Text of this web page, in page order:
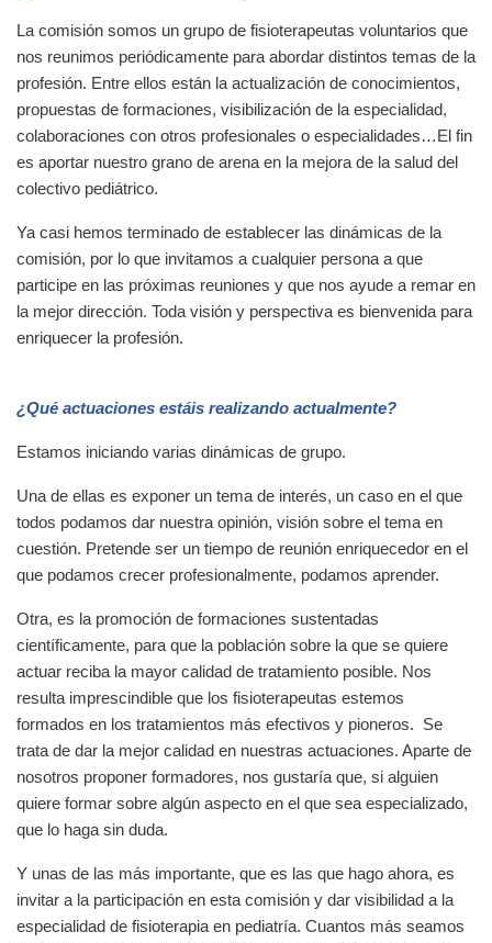
La comisión somos un grupo de fisioterapeutas voluntarios que
nos reunimos periódicamente para abordar distintos temas de la
profesión. Entre ellos están la actualización de conocimientos,
propuestas de formaciones, visibilización de la especialidad,
colaboraciones con otros profesionales o especialidades…El fin
es aportar nuestro grano de arena en la mejora de la salud del
colectivo pediátrico.
Ya casi hemos terminado de establecer las dinámicas de la
comisión, por lo que invitamos a cualquier persona a que
participe en las próximas reuniones y que nos ayude a remar en
la mejor dirección. Toda visión y perspectiva es bienvenida para
enriquecer la profesión.
¿Qué actuaciones estáis realizando actualmente?
Estamos iniciando varias dinámicas de grupo.
Una de ellas es exponer un tema de interés, un caso en el que
todos podamos dar nuestra opinión, visión sobre el tema en
cuestión. Pretende ser un tiempo de reunión enriquecedor en el
que podamos crecer profesionalmente, podamos aprender.
Otra, es la promoción de formaciones sustentadas
científicamente, para que la población sobre la que se quiere
actuar reciba la mayor calidad de tratamiento posible. Nos
resulta imprescindible que los fisioterapeutas estemos
formados en los tratamientos más efectivos y pioneros. Se
trata de dar la mejor calidad en nuestras actuaciones. Aparte de
nosotros proponer formadores, nos gustaría que, si alguien
quiere formar sobre algún aspecto en el que sea especializado,
que lo haga sin duda.
Y unas de las más importante, que es las que hago ahora, es
invitar a la participación en esta comisión y dar visibilidad a la
especialidad de fisioterapia en pediatría. Cuantos más seamos